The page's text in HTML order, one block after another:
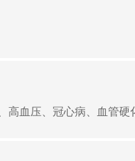
。
血压、冠心病、血管